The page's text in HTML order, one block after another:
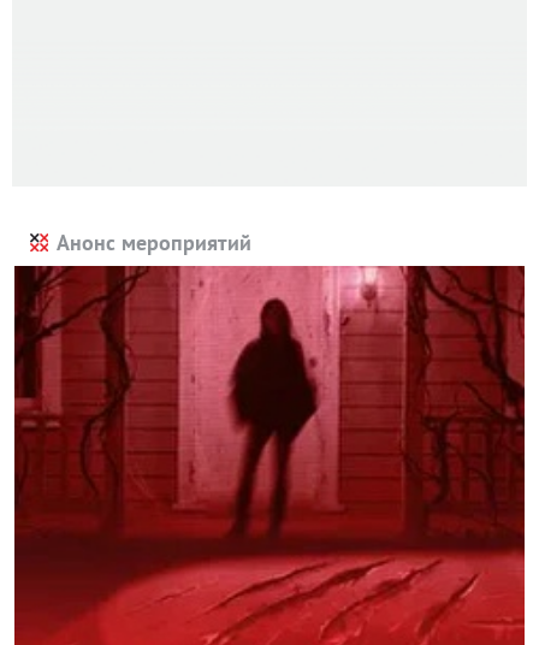
Анонс мероприятий